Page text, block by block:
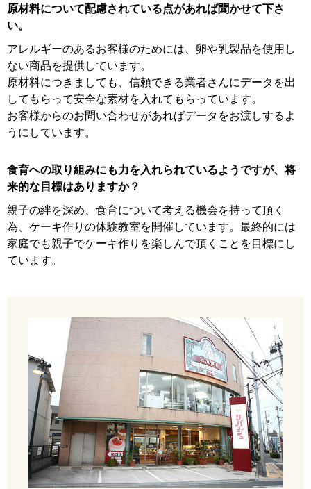
原材料について配慮されている点があれば聞かせて下さ
い。
アレルギーのあるお客様のためには、卵や乳製品を使用し
ない商品を提供しています。
原材料につきましても、信頼できる業者さんにデータを出
してもらって安全な素材を入れてもらっています。
お客様からのお問い合わせがあればデータをお渡しするよ
うにしています。
食育への取り組みにも力を入れられているようですが、将
来的な目標はありますか？
親子の絆を深め、食育について考える機会を持って頂く
為、ケーキ作りの体験教室を開催しています。最終的には
家庭でも親子でケーキ作りを楽しんで頂くことを目標にし
ています。